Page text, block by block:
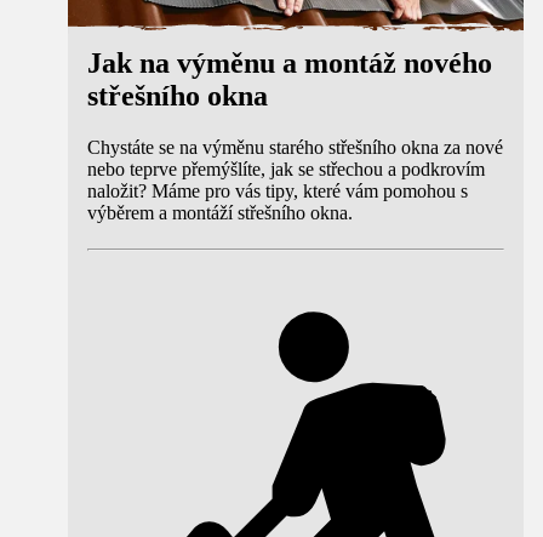
Jak na výměnu a montáž nového
střešního okna
Chystáte se na výměnu starého střešního okna za nové
nebo teprve přemýšlíte, jak se střechou a podkrovím
naložit? Máme pro vás tipy, které vám pomohou s
výběrem a montáží střešního okna.